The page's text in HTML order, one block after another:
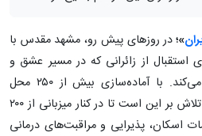
»؛در روزهای پیش رو، مشهد مقدس با
استقبال از زائرانی که در مسیر عشق و
وفاداری گام برمی‌دارند، آماده می‌کند. با آماده‌سازی بیش از ۲۵۰ محل
اسکان و آموزش ۱۵ هزار خادم، تلاش بر این است تا در کنار میزبانی از ۲۰۰
اسکان، پذیرایی و مراقبت‌های درمانی